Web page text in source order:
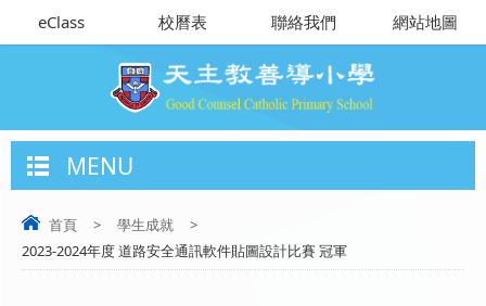
eClass 校曆表 聯絡我們 網站地圖
MENU
首頁 > 學生成就
>
2023-2024年度 道路安全通訊軟件貼圖設計比賽 冠軍